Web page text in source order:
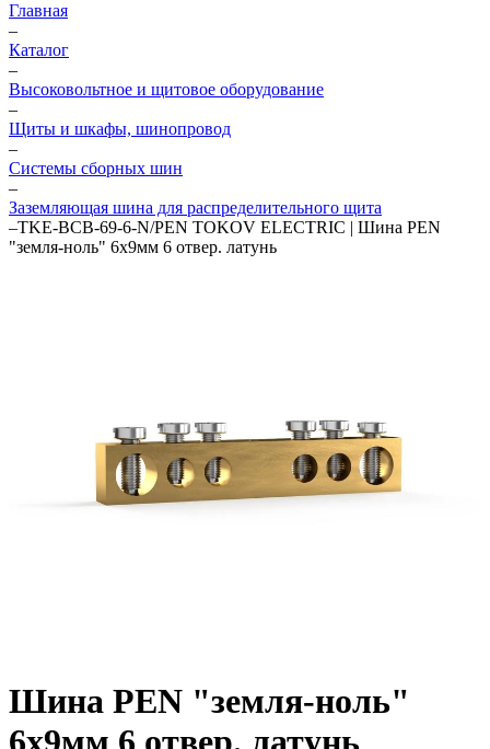
Главная
–
Каталог
–
Высоковольтное и щитовое оборудование
–
Щиты и шкафы, шинопровод
–
Системы сборных шин
–
Заземляющая шина для распределительного щита
–TKE-BCB-69-6-N/PEN TOKOV ELECTRIC | Шина PEN
"земля-ноль" 6х9мм 6 отвер. латунь
Шина PEN "земля-ноль"